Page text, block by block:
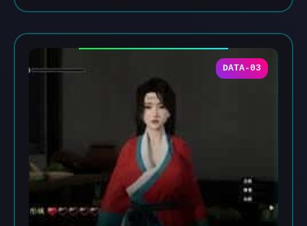
DATA-03